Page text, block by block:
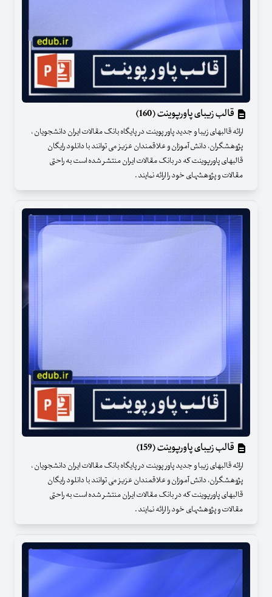
قالب زیبای پاورپوینت (160)
ارائه قالبهای زیبا و جدید پاور پوینت در پایگاه بانک مقالات ایران دانشجویان ،
پژوهشگران، دانش آموزان و علاقمندان عزیز می توانند با دانلود رایگان
قالبهای پاورپوینت که در بانک مقالات ایران منتشر شده است به راحتی
مقالات و پژوهشهای خود را ارائه نمایند .
قالب زیبای پاورپوینت (159)
ارائه قالبهای زیبا و جدید پاور پوینت در پایگاه بانک مقالات ایران دانشجویان ،
پژوهشگران، دانش آموزان و علاقمندان عزیز می توانند با دانلود رایگان
قالبهای پاورپوینت که در بانک مقالات ایران منتشر شده است به راحتی
مقالات و پژوهشهای خود را ارائه نمایند .